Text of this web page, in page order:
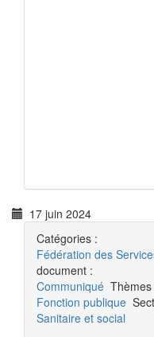
17 juin 2024
Catégories :
Fédération des
document :
Communiqué Thèmes
Fonction publique
Sanitaire et social